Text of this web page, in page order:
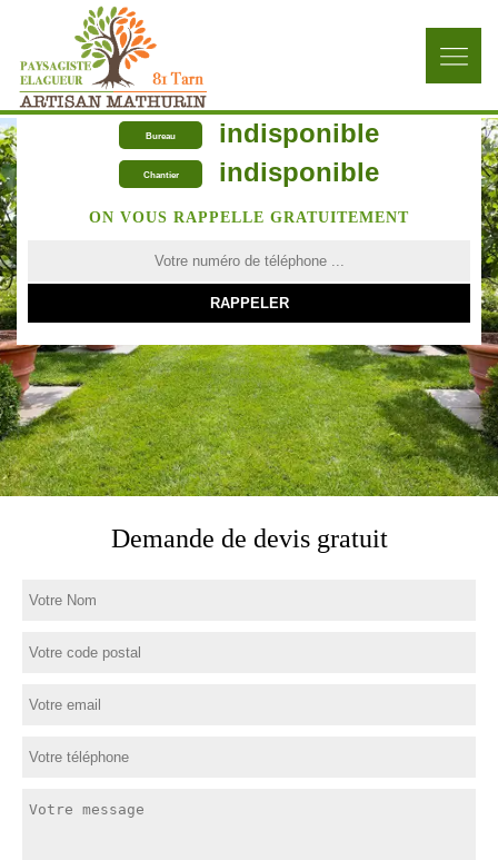
Bureau indisponible
Chantier indisponible
ON VOUS RAPPELLE GRATUITEMENT
Demande de devis gratuit